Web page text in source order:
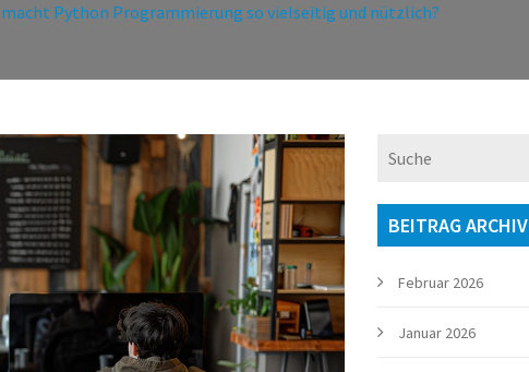
macht Python Programmierung so vielseitig und nützlich?
BEITRAG ARCHIV
Februar 2026
Januar 2026